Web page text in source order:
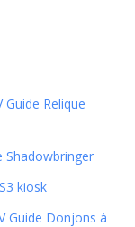
Guide Relique
Shadowbringer
kiosk
Guide Donjons à